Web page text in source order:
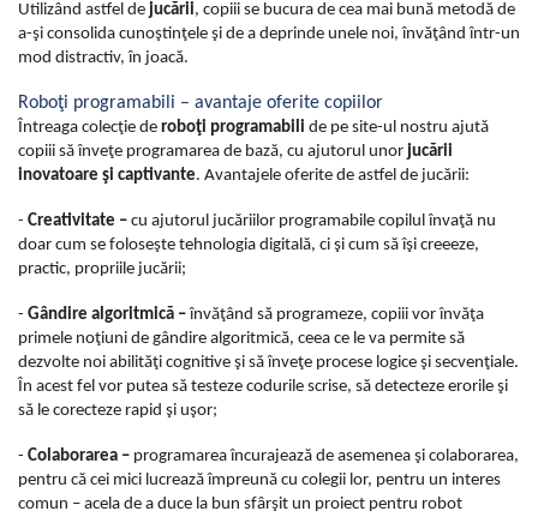
Utilizând astfel de jucării, copiii se bucura de cea mai bună metodă de
a-şi consolida cunoştinţele şi de a deprinde unele noi, învăţând într-un
mod distractiv, în joacă.
Roboţi programabili – avantaje oferite copiilor
Întreaga colecţie de roboţi programabili de pe site-ul nostru ajută
copiii să înveţe programarea de bază, cu ajutorul unor jucării
inovatoare şi captivante. Avantajele oferite de astfel de jucării:
- Creativitate – cu ajutorul jucăriilor programabile copilul învaţă nu
doar cum se foloseşte tehnologia digitală, ci şi cum să îşi creeeze,
practic, propriile jucării;
- Gândire algoritmică –învăţând să programeze, copiii vor învăţa
primele noţiuni de gândire algoritmică, ceea ce le va permite să
dezvolte noi abilităţi cognitive şi să înveţe procese logice şi secvenţiale.
În acest fel vor putea să testeze codurile scrise, să detecteze erorile şi
să le corecteze rapid şi uşor;
- Colaborarea – programarea încurajează de asemenea şi colaborarea,
pentru că cei mici lucrează împreună cu colegii lor, pentru un interes
comun – acela de a duce la bun sfârşit un proiect pentru robot